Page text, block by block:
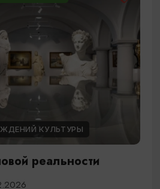
КУЛЬТУРЫ
реальности